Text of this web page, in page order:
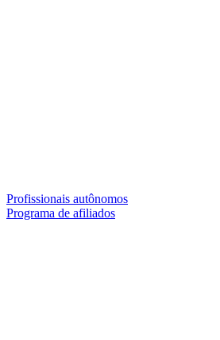
Profissionais autônomos
Programa de afiliados